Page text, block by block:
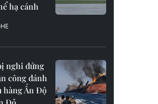
hạ cánh
nghi đứng
công đánh
hàng Ấn Độ